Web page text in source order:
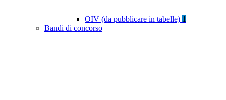
OIV (da pubblicare in tabelle) 1
Bandi di concorso